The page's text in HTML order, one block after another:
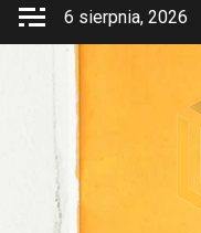
Przejdź
6 sierpnia, 2026